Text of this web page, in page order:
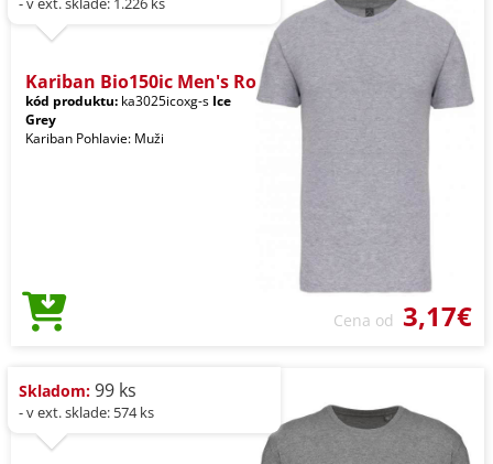
Kariban Bio150ic Men's Ro
kód produktu: ka3025icoxg-s Ice
Grey
Kariban Pohlavie: Muži
Cena od 3,17€
Skladom: 99 ks
- v ext. sklade: 574 ks